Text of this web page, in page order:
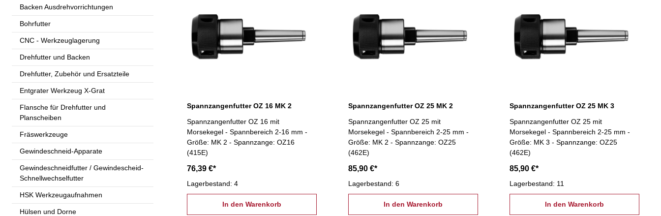
Backen Ausdrehvorrichtungen
Bohrfutter
CNC - Werkzeuglagerung
Drehfutter und Backen
Drehfutter, Zubehör und Ersatzteile
Entgrater Werkzeug X-Grat
Flansche für Drehfutter und
Planscheiben
Fräswerkzeuge
Gewindeschneid-Apparate
Gewindeschneidfutter / Gewindescheid-
Schnellwechselfutter
HSK Werkzeugaufnahmen
Hülsen und Dorne
Spannzangenfutter OZ 16 MK 2
Spannzangenfutter OZ 16 mit
Morsekegel - Spannbereich 2-16 mm -
Größe: MK 2 - Spannzange: OZ16
(415E)
76,39 €*
Lagerbestand: 4
In den Warenkorb
Spannzangenfutter OZ 25 MK 2
Spannzangenfutter OZ 25 mit
Morsekegel - Spannbereich 2-25 mm -
Größe: MK 2 - Spannzange: OZ25
(462E)
85,90 €*
Lagerbestand: 6
In den Warenkorb
Spannzangenfutter OZ 25 MK 3
Spannzangenfutter OZ 25 mit
Morsekegel - Spannbereich 2-25 mm -
Größe: MK 3 - Spannzange: OZ25
(462E)
85,90 €*
Lagerbestand: 11
In den Warenkorb